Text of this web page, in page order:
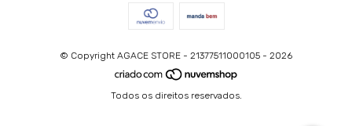
© Copyright AGACE STORE - 21377511000105 - 2026
Todos os direitos reservados.